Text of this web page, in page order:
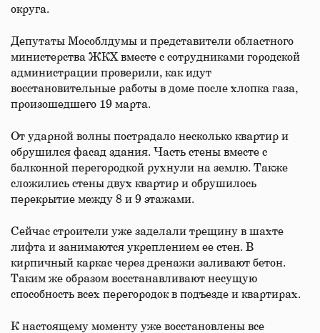
округа.
Депутаты Мособлдумы и представители областного
министерства ЖКХ вместе с сотрудниками городской
администрации проверили, как идут
восстановительные работы в доме после хлопка газа,
произошедшего 19 марта.
От ударной волны пострадало несколько квартир и
обрушился фасад здания. Часть стены вместе с
балконной перегородкой рухнули на землю. Также
сложились стены двух квартир и обрушилось
перекрытие между 8 и 9 этажами.
Сейчас строители уже заделали трещину в шахте
лифта и занимаются укреплением ее стен. В
кирпичный каркас через дренажи заливают бетон.
Таким же образом восстанавливают несущую
способность всех перегородок в подъезде и квартирах.
К настоящему моменту уже восстановлены все